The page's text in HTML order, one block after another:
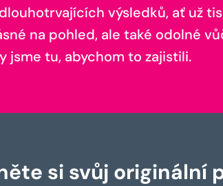
výsledků, ať už
na pohled, ale také odolné
jsme tu, abychom to zajistili.
si svůj originální